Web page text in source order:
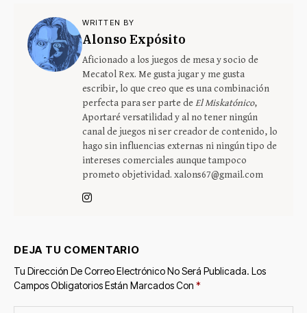
WRITTEN BY
Alonso Expósito
Aficionado a los juegos de mesa y socio de
Mecatol Rex. Me gusta jugar y me gusta
escribir, lo que creo que es una combinación
perfecta para ser parte deEl Miskatónico,
Aportaré versatilidad y al no tener ningún
canal de juegos ni ser creador de contenido, lo
hago sin influencias externas ni ningún tipo de
intereses comerciales aunque tampoco
prometo objetividad. xalons67@gmail.com
DEJA TU COMENTARIO
Tu Dirección De Correo Electrónico No Será Publicada. Los
Campos Obligatorios Están Marcados Con *